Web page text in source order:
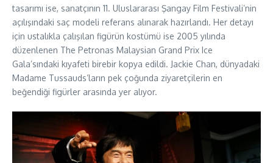
tasarımı ise, sanatçının 11. Uluslararası Şangay Film Festivali’nin
açılışındaki saç modeli referans alınarak hazırlandı. Her detayı
için ustalıkla çalışılan figürün kostümü ise 2005 yılında
düzenlenen The Petronas Malaysian Grand Prix Ice
Gala’sındaki kıyafeti birebir kopya edildi. Jackie Chan, dünyadaki
Madame Tussauds’ların pek çoğunda ziyaretçilerin en
beğendiği figürler arasında yer alıyor.